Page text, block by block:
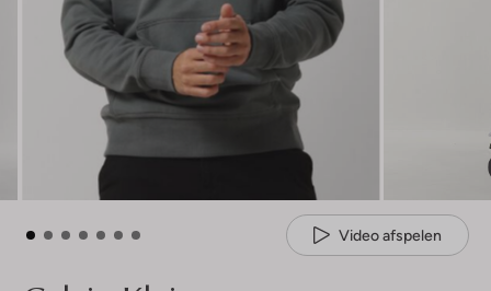
Video afspelen